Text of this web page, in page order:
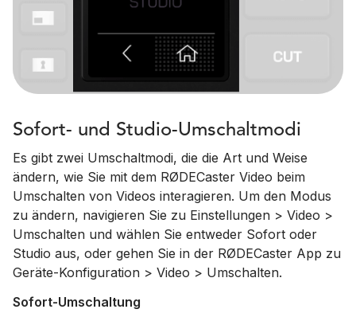
Sofort- und Studio-Umschaltmodi
Es gibt zwei Umschaltmodi, die die Art und Weise
ändern, wie Sie mit dem RØDECaster Video beim
Umschalten von Videos interagieren. Um den Modus
zu ändern, navigieren Sie zu Einstellungen > Video >
Umschalten und wählen Sie entweder Sofort oder
Studio aus, oder gehen Sie in der RØDECaster App zu
Geräte-Konfiguration > Video > Umschalten.
Sofort-Umschaltung